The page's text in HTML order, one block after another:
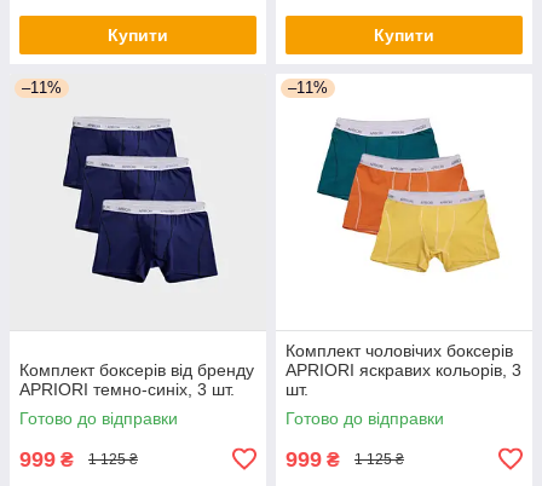
Купити Купити
–11%
Комплект боксерів від бренду
APRIORI темно-синіх, 3 шт.
Готово до відправки
999 ₴ 1 125 ₴
–11%
Комплект чоловічих боксерів
APRIORI яскравих кольорів, 3
шт.
Готово до відправки
999 ₴ 1 125 ₴